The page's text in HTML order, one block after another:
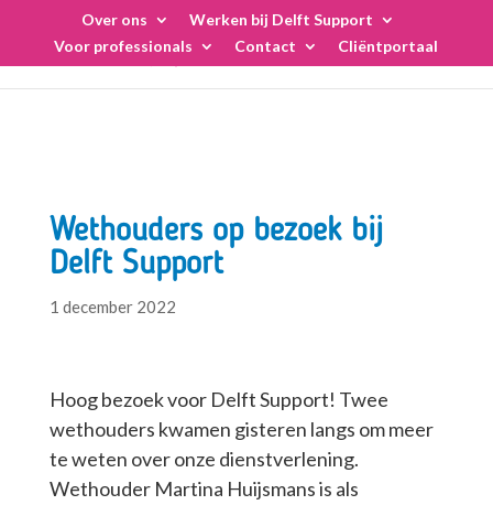
content
Over ons
Werken bij Delft Support
Voor professionals
Contact Cliëntportaal
Wethouders op bezoek bij
Delft Support
1 december 2022
Hoog bezoek voor Delft Support! Twee
wethouders kwamen gisteren langs om meer
te weten over onze dienstverlening.
Wethouder Martina Huijsmans is als